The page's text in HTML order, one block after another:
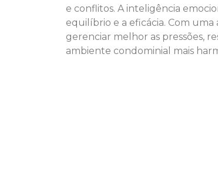
e conflitos. A inteligência
equilíbrio e a eficácia. Com
gerenciar melhor as pressões,
ambiente condominial mais